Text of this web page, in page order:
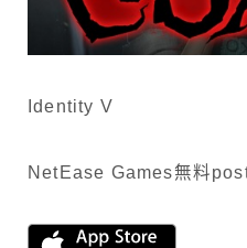
Identity V
NetEase Games無料